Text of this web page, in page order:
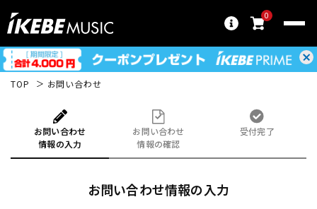
0
TOP お問い合わせ
お問い合わせ
情報の入力
お問い合わせ
情報の確認
受付完了
お問い合わせ情報の入力